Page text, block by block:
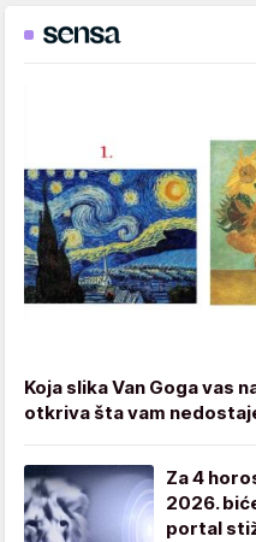
Koja slika Van Goga vas
otkriva šta vam
Za 4
2026.
portal